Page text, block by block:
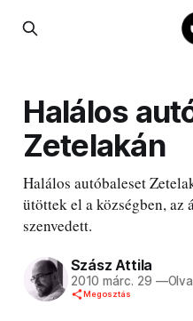
Halálos
Zetelakán
Halálos autóbaleset
ütöttek el a községben, az
szenvedett.
Szász Attila
2010 márc. 29 —
Megosztás